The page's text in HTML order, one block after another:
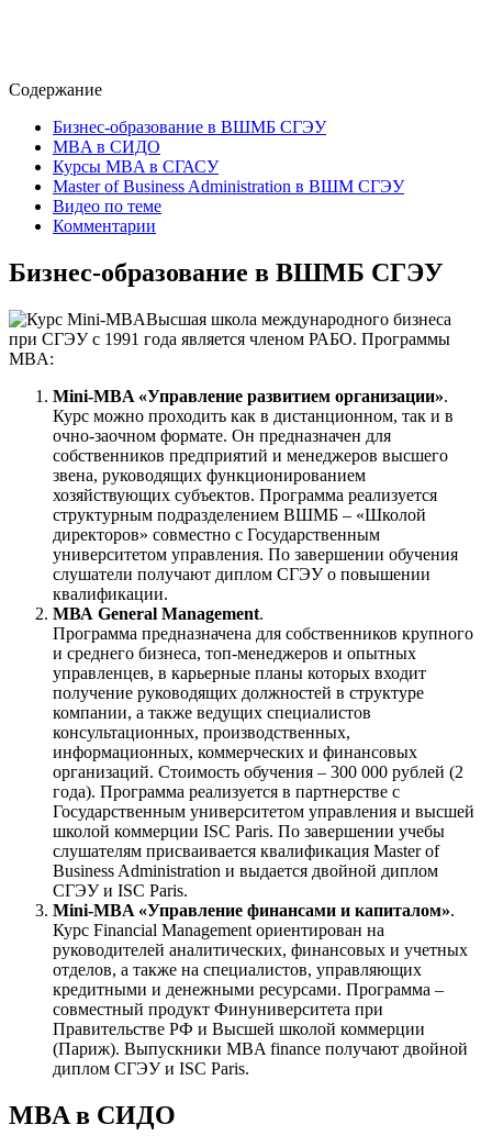
Содержание
Бизнес-образование в ВШМБ СГЭУ
MBA в СИДО
Курсы MBA в СГАСУ
Master of Business Administration в ВШМ СГЭУ
Видео по теме
Комментарии
Бизнес-образование в ВШМБ СГЭУ
Высшая школа международного бизнеса
при СГЭУ с 1991 года является членом РАБО. Программы
MBA:
Mini-MBA «Управление развитием организации».
Курс можно проходить как в дистанционном, так и в
очно-заочном формате. Он предназначен для
собственников предприятий и менеджеров высшего
звена, руководящих функционированием
хозяйствующих субъектов. Программа реализуется
структурным подразделением ВШМБ – «Школой
директоров» совместно с Государственным
университетом управления. По завершении обучения
слушатели получают диплом СГЭУ о повышении
квалификации.
МВА General Management.
Программа предназначена для собственников крупного
и среднего бизнеса, топ-менеджеров и опытных
управленцев, в карьерные планы которых входит
получение руководящих должностей в структуре
компании, а также ведущих специалистов
консультационных, производственных,
информационных, коммерческих и финансовых
организаций. Стоимость обучения – 300 000 рублей (2
года). Программа реализуется в партнерстве с
Государственным университетом управления и высшей
школой коммерции ISC Paris. По завершении учебы
слушателям присваивается квалификация Master of
Business Administration и выдается двойной диплом
СГЭУ и ISC Paris.
Mini-MBA «Управление финансами и капиталом».
Курс Financial Management ориентирован на
руководителей аналитических, финансовых и учетных
отделов, а также на специалистов, управляющих
кредитными и денежными ресурсами. Программа –
совместный продукт Финуниверситета при
Правительстве РФ и Высшей школой коммерции
(Париж). Выпускники MBA finance получают двойной
диплом СГЭУ и ISC Paris.
MBA в СИДО